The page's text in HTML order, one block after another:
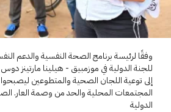
وفقًا لرئيسة برنامج الصحة النفسية والدعم
للجنة الدولية في موزمبيق - هيلينا مارتينز
إلى توعية اللجان الصحية والمتطوعين
المجتمعات المحلية والحد من وصمة العار.
الدولية